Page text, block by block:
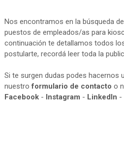
Nos encontramos en la búsqueda
puestos de empleados/as para
continuación te detallamos todos
postularte, recordá leer toda la
Si te surgen dudas podes hacernos
nuestroformulario de contacto o
Facebook- Instagram - LinkedIn -